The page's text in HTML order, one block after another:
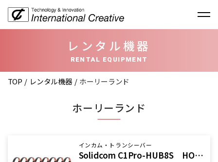
レンタル機器
RENTAL EQUIPMENT
TOP レンタル機器 ホーリーランド
ホーリーランド
インカム・トランシーバー
Solidcom C1Pro-HUB8S HOLLY LAND